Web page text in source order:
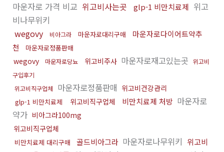
마운자로 가격 비교 위고비사는곳 glp-1 비만치료제 위고
비나무위키
wegovy
비아그라 마운자로대리구매
마운자로다이어트약추
천
마운자로정품판매
wegovy 마운자로당뇨 위고비주사 마운자로재고있는곳
위고비
구입후기
위고비직구업체
마운자로정품판매 위고비건강관리
glp-1 비만치료제 위고비직구업체 비만치료제 처방 마운자로
약가 비아그라100mg
위고비직구업체
비만치료제 대리구매 골드비아그라 마운자로나무위키 위고비